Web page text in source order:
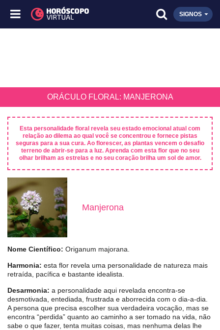
SIGNOS
ORÁCULO FLORAL: MANJERONA
Esta personalidade floral revela seu estado emocional atual com
relação ao dilema ao qual você se concentrou e fornece pistas
seguras para a sua cura. Ao florescer, as plantas vencem o desafio
terreno de abrir-se para a luz. Aprenda com esta flor que no seu
olhar brilham as estrelas e no seu coração brilha um sol de amor.
Manjerona
Nome Científico: Origanum majorana.
Harmonia: esta flor revela uma personalidade de natureza mais
retraída, pacífica e bastante idealista.
Desarmonia: a personalidade aqui revelada encontra-se
desmotivada, entediada, frustrada e aborrecida com o dia-a-dia.
A persona que precisa escolher sua verdadeira vocação, mas se
encontra “perdida” quanto ao caminho a ser tomado na vida, não
sabe o que fazer, tenta muitas coisas, mas nenhuma delas lhe